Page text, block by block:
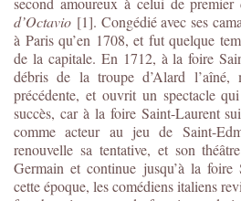
d’Octavio [1]. Congédié avec ses
à Paris qu’en 1708, et fut quelque
de la capitale. En 1712, à la foire
débris de la troupe d’Alard
précédente, et ouvrit un spectacle
succès, car à la foire Saint-Laurent
comme acteur au jeu de Saint-
renouvelle sa tentative, et son
Germain et continue jusqu’à la
cette époque, les comédiens italiens